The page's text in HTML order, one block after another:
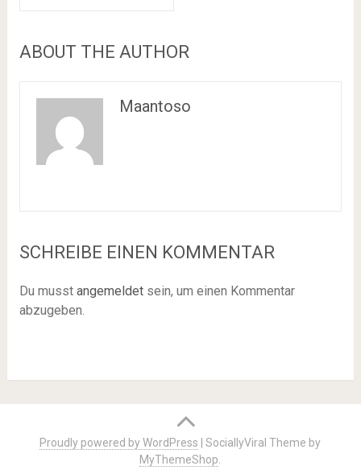
ABOUT THE AUTHOR
Maantoso
SCHREIBE EINEN KOMMENTAR
Du musst angemeldetsein, um einen Kommentar
abzugeben.
Proudly powered by WordPress |SociallyViral Theme by
MyThemeShop